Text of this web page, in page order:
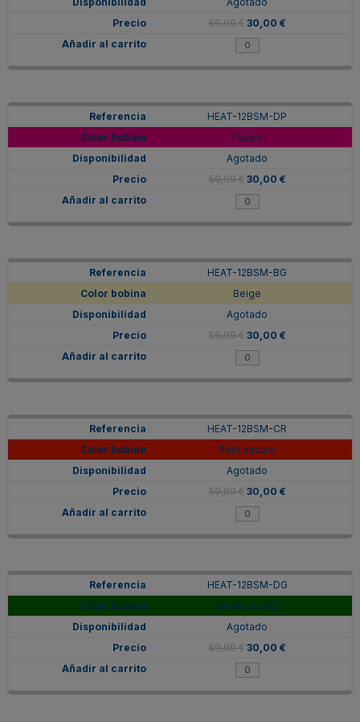
59,99 € 30,00 €
HEAT-12BSM-DP
Fucsia
Agotado
59,99 € 30,00 €
HEAT-12BSM-BG
Beige
Agotado
59,99 € 30,00 €
HEAT-12BSM-CR
Rojo oscuro
Agotado
59,99 € 30,00 €
HEAT-12BSM-DG
Verde oscuro
Agotado
59,99 € 30,00 €